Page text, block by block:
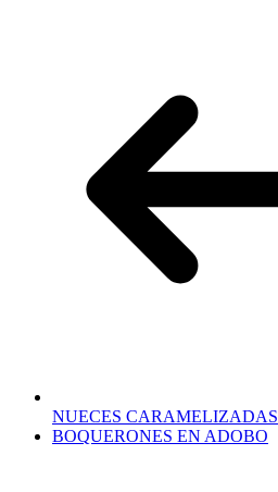
NUECES CARAMELIZADAS
BOQUERONES EN ADOBO